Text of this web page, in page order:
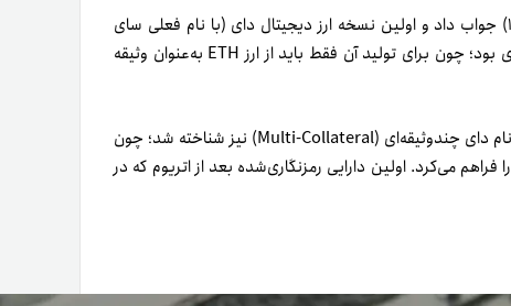
تلاش‌های توسعه‌دهندگان شرکت Maker در دسامبر۲۰۱۷ (آذر۱۳۹۶) جواب داد و اولین نسخه ارز دیجیتال دای (با نام فعلی سای
SAI) ساخته و راه‌اندازی شد. رمز ارز SAI در‌واقع ارز دای تک‌وثیقه‌ای بود؛ چون برای تولید آن فقط باید از ارز ETH به‌عنوان وثیقه
نسخه بعدی استیبل کوین دای در نوامبر۲۰۱۹ (آبان۱۳۹۸) ارائه و با نام دای چند‌وثیقه‌ای (Multi-Collateral) نیز شناخته شد؛ چون
امکان استفاده از چندین نوع دارایی کریپتو برای ساخت توکن DAI را فراهم می‌کرد. اولین دارایی رمزنگاری‌شده بعد از اتریوم که در